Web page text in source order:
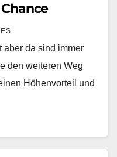
aber da sind immer
den weiteren Weg
Höhenvorteil und